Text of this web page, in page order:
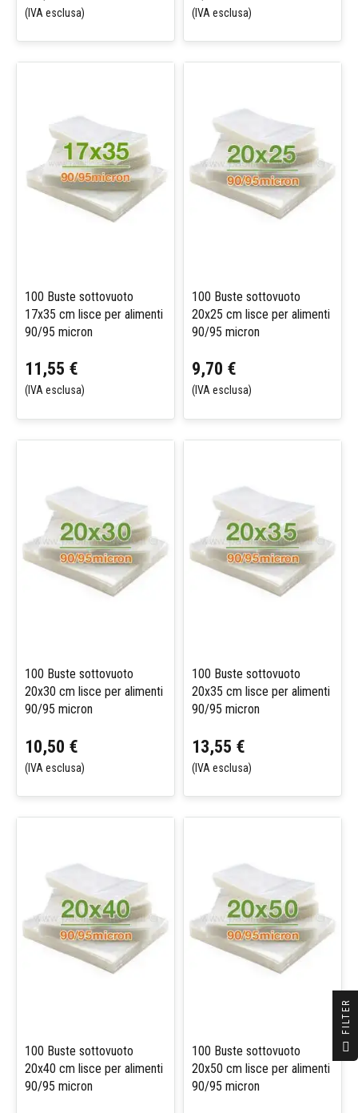
(IVA esclusa) (IVA esclusa)
100 Buste sottovuoto
17x35 cm lisce per alimenti
90/95 micron
11,55 €
(IVA esclusa)
100 Buste sottovuoto
20x25 cm lisce per alimenti
90/95 micron
9,70 €
(IVA esclusa)
100 Buste sottovuoto
20x30 cm lisce per alimenti
90/95 micron
10,50 €
(IVA esclusa)
100 Buste sottovuoto
20x35 cm lisce per alimenti
90/95 micron
13,55 €
(IVA esclusa)
100 Buste sottovuoto
20x40 cm lisce per alimenti
90/95 micron
100 Buste sottovuoto
20x50 cm lisce per alimenti
90/95 micron
R